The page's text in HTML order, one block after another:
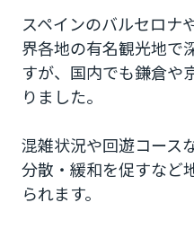
スペインのバルセロナ
界各地の有名観光地で
すが、国内でも鎌倉や
りました。
混雑状況や回遊コース
分散・緩和を促すなど
られます。